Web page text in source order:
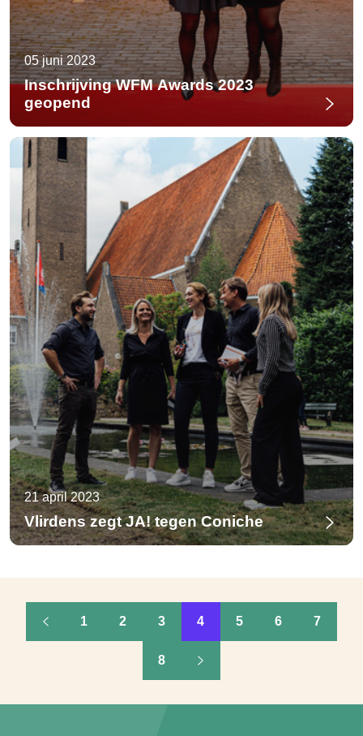
05 juni 2023
Inschrijving WFM Awards 2023
geopend
21 april 2023
Vlirdens zegt JA! tegen Coniche
1 2 3 4 5 6 7
8